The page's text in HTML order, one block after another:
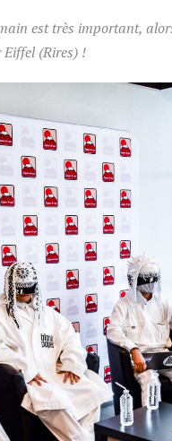
est très important,
Eiffel(Rires) !